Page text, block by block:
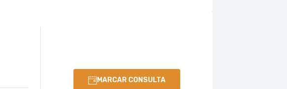
MARCAR CONSULTA